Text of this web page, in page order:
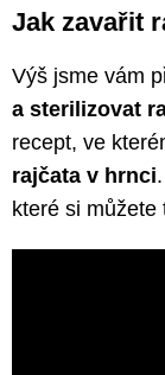
Jak zavařit
Výš jsme vám
a sterilizovat
recept, ve
rajčata v hrnci
které si můžete